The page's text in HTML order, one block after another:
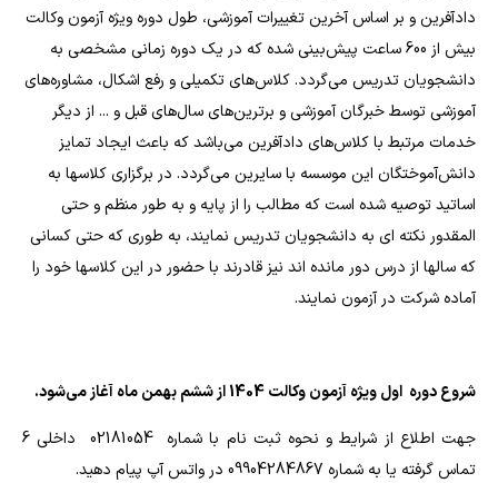
دادآفرین و بر اساس آخرین تغییرات آموزشی، طول دوره ویژه آزمون وکالت
بیش از 600 ساعت پیش‌بینی شده که در یک دوره زمانی مشخصی به
دانشجویان تدریس می‌گردد. کلاس‌های تکمیلی و رفع اشکال، مشاوره‌های
آموزشی توسط خبرگان آموزشی و برترین‌های سال‌های قبل و ... از دیگر
خدمات مرتبط با کلاس‌های دادآفرین می‌باشد که باعث ایجاد تمایز
دانش‌آموختگان این موسسه با سایرین می‌گردد. در برگزاری کلاسها به
اساتید توصیه شده است که مطالب را از پایه و به طور منظم و حتی
المقدور نکته ای به دانشجویان تدریس نمایند، به طوری که حتی کسانی
که سالها از درس دور مانده اند نیز قادرند با حضور در این کلاسها خود را
آماده شرکت در آزمون نمایند.
شروع دوره اول ویژه آزمون وکالت 1404 از ششم بهمن ماه آغاز می‌شود.
جهت اطلاع از شرایط و نحوه ثبت نام با شماره 02181054 داخلی 6
تماس گرفته یا به شماره 09904284867 در واتس آپ پیام دهید.